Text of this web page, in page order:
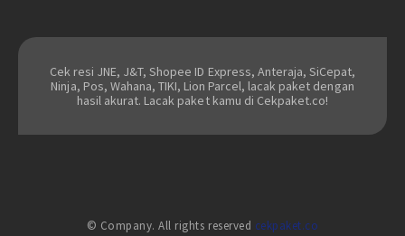
Cek resi JNE, J&T, Shopee ID Express, Anteraja, SiCepat,
Ninja, Pos, Wahana, TIKI, Lion Parcel, lacak paket dengan
hasil akurat. Lacak paket kamu di Cekpaket.co!
© Company. All rights reserved cekpaket.co